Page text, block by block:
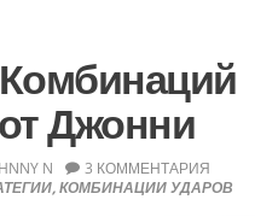
Стойкой
Левши
Джонни
N
,КОМБИНАЦИИ УДАРОВ
3 КОММЕНТАРИЯ